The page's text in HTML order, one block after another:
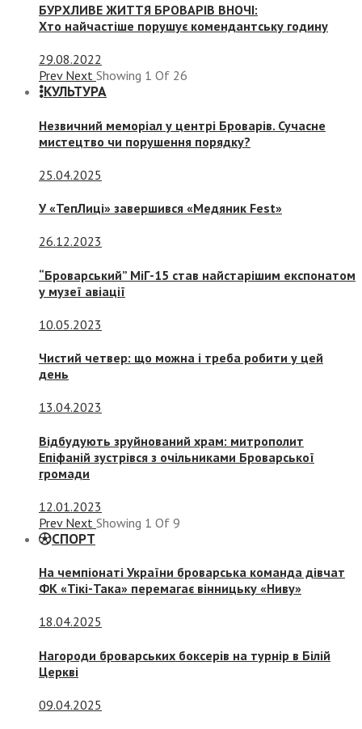
БУРХЛИВЕ ЖИТТЯ БРОВАРІВ ВНОЧІ:
Хто найчастіше порушує комендантську годину
29.08.2022
Prev Next Showing 1 Of 26
КУЛЬТУРА
Незвичний меморіал у центрі Броварів. Сучасне
мистецтво чи порушення порядку?
25.04.2025
У «ТепЛиці» завершився «Медяник Fest»
26.12.2023
“Броварський” МіГ-15 став найстарішим експонатом
у музеї авіації
10.05.2023
Чистий четвер: що можна і треба робити у цей
день
13.04.2023
Відбудують зруйнований храм: митрополит
Епіфаній зустрівся з очільниками Броварської
громади
12.01.2023
Prev Next Showing 1 Of 9
СПОРТ
На чемпіонаті України броварська команда дівчат
ФК «Тікі-Така» перемагає вінницьку «Ниву»
18.04.2025
Нагороди броварських боксерів на турнір в Білій
Церкві
09.04.2025